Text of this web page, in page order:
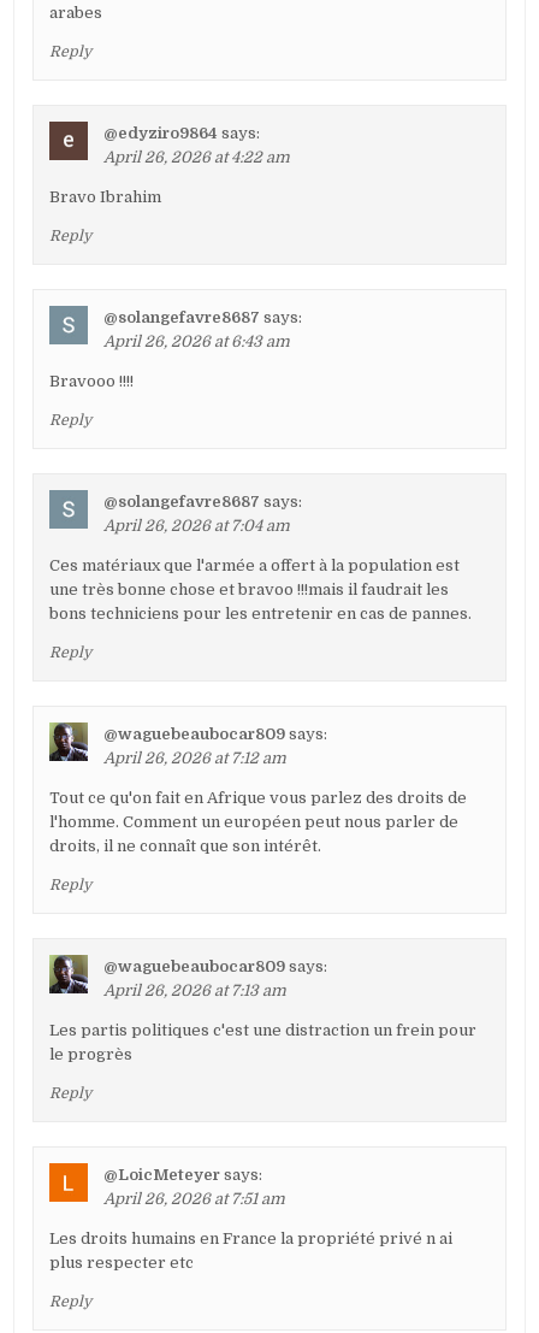
arabes
Reply
@edyziro9864 says:
April 26, 2026 at 4:22 am
Bravo Ibrahim
Reply
@solangefavre8687 says:
April 26, 2026 at 6:43 am
Bravooo !!!!
Reply
@solangefavre8687 says:
April 26, 2026 at 7:04 am
Ces matériaux que l'armée a offert à la population est
une très bonne chose et bravoo !!!mais il faudrait les
bons techniciens pour les entretenir en cas de pannes.
Reply
@waguebeaubocar809 says:
April 26, 2026 at 7:12 am
Tout ce qu'on fait en Afrique vous parlez des droits de
l'homme. Comment un européen peut nous parler de
droits, il ne connaît que son intérêt.
Reply
@waguebeaubocar809 says:
April 26, 2026 at 7:13 am
Les partis politiques c'est une distraction un frein pour
le progrès
Reply
@LoicMeteyer says:
April 26, 2026 at 7:51 am
Les droits humains en France la propriété privé n ai
plus respecter etc
Reply